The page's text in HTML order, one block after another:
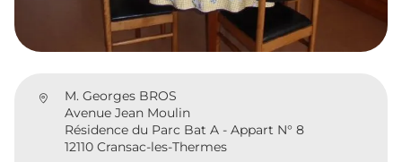
M. Georges BROS
Avenue Jean Moulin
Résidence du Parc Bat A - Appart N° 8
12110 Cransac-les-Thermes